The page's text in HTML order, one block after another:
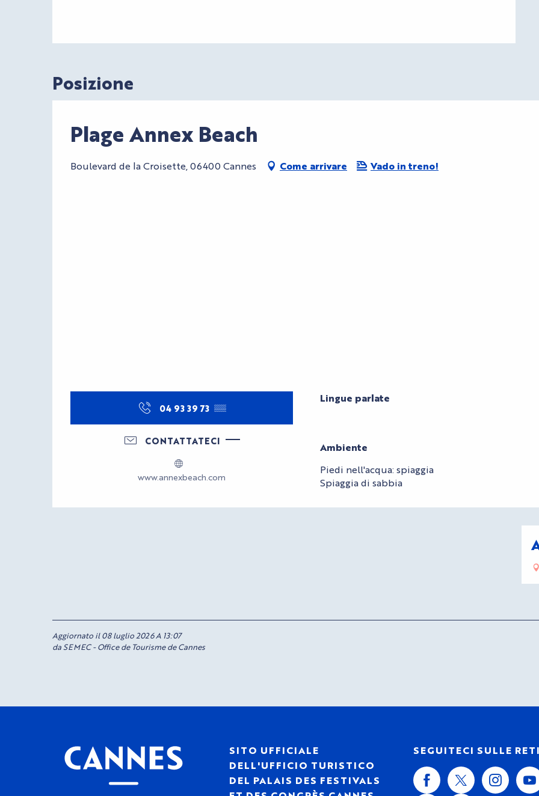
Posizione
Plage Annex Beach
Boulevard de la Croisette, 06400 Cannes Come arrivare Vado in treno!
04 93 39 73 ▒▒
CONTATTATECI
www.annexbeach.com
Lingue parlate
Lingue parlate
Ambiente
Ambiente
Piedi nell'acqua: spiaggia
Spiaggia di sabbia
Aggiornato il 08 luglio 2026 A 13:07
da SEMEC - Office de Tourisme de Cannes
SITO UFFICIALE
DELL'UFFICIO TURISTICO
DEL PALAIS DES FESTIVALS
SEGUITECI SULLE RETI